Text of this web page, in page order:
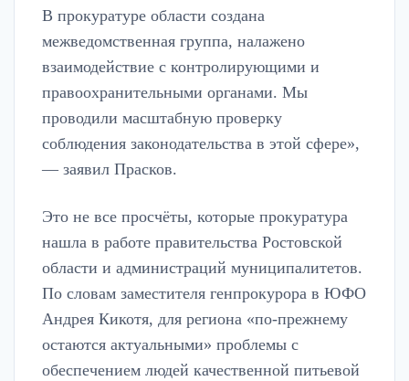
В прокуратуре области создана
межведомственная группа, налажено
взаимодействие с контролирующими и
правоохранительными органами. Мы
проводили масштабную проверку
соблюдения законодательства в этой сфере»,
— заявил Прасков.
Это не все просчёты, которые прокуратура
нашла в работе правительства Ростовской
области и администраций муниципалитетов.
По словам заместителя генпрокурора в ЮФО
Андрея Кикотя, для региона «по-прежнему
остаются актуальными» проблемы с
обеспечением людей качественной питьевой